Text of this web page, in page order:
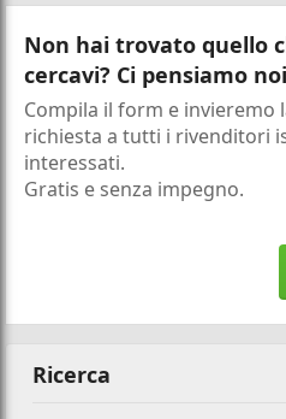
Non hai trovato quello
cercavi? Ci pensiamo
Compila il form e invieremo
richiesta a tutti i rivenditori
interessati.
Gratis e senza impegno.
Ricerca